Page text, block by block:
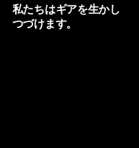
私たちはギアを生かし
つづけます。